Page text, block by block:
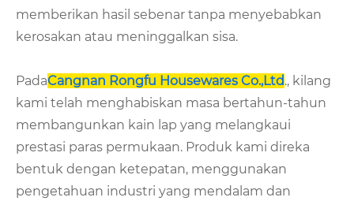
memberikan hasil sebenar tanpa menyebabkan
kerosakan atau meninggalkan sisa.
PadaCangnan Rongfu Housewares Co.,Ltd., kilang
kami telah menghabiskan masa bertahun-tahun
membangunkan kain lap yang melangkaui
prestasi paras permukaan. Produk kami direka
bentuk dengan ketepatan, menggunakan
pengetahuan industri yang mendalam dan